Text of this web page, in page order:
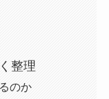
整理
のか